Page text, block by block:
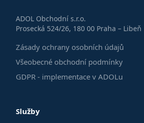
ADOL Obchodní s.r.o.
Prosecká 524/26, 180 00 Praha – Libeň
Zásady ochrany osobních údajů
Všeobecné obchodní podmínky
GDPR - implementace v ADOLu
Služby